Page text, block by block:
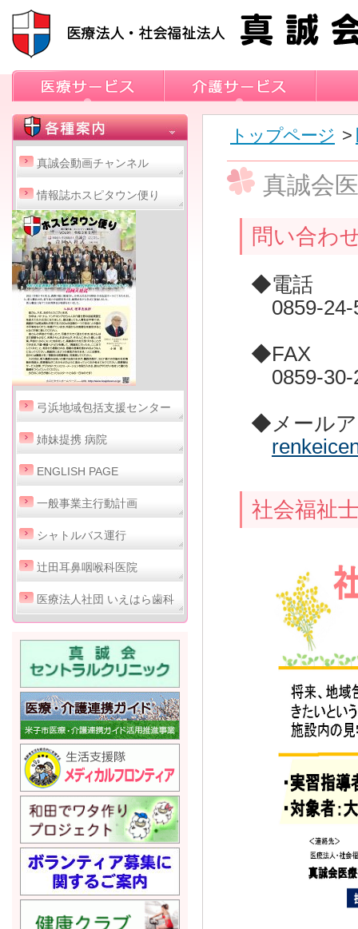
真誠会動画チャンネル
情報誌ホスピタウン便り
弓浜地域包括支援センター
姉妹提携 病院
ENGLISH PAGE
一般事業主行動計画
シャトルバス運行
辻田耳鼻咽喉科医院
医療法人社団 いえはら歯科
トップページ >
真誠会
問い合わ
◆電話
0859-
◆FAX
0859-30-
◆メール
社会福祉